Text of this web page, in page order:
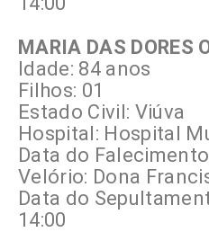
MARIA DAS DORES
Idade: 84 anos
Filhos: 01
Estado Civil: Viúva
Hospital: Hospital
Data do
Velório: Dona
Data do
14:00